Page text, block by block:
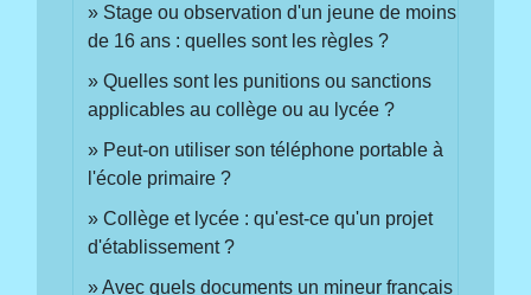
Stage ou observation d'un jeune de moins
de 16 ans : quelles sont les règles ?
Quelles sont les punitions ou sanctions
applicables au collège ou au lycée ?
Peut-on utiliser son téléphone portable à
l'école primaire ?
Collège et lycée : qu'est-ce qu'un projet
d'établissement ?
Avec quels documents un mineur français